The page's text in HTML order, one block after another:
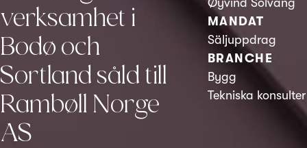
verksamhet i
Bodø och
Sortland såld till
Rambøll Norge
AS
Øyvind Solvang
MANDAT
Säljuppdrag
BRANCHE
Bygg
Tekniska konsulter